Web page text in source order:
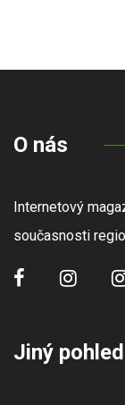
O nás
Internetový
současnosti
Jiný pohled